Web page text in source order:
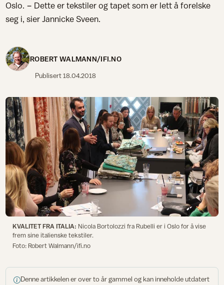
Oslo. − Dette er tekstiler og tapet som er lett å forelske
seg i, sier Jannicke Sveen.
ROBERT WALMANN/IFI.NO
Publisert18.04.2018
KVALITET FRA ITALIA: Nicola Bortolozzi fra Rubelli er i Oslo for å vise
frem sine italienske tekstiler.
Foto: Robert Walmann/ifi.no
Denne artikkelen er over to år gammel og kan inneholde utdatert